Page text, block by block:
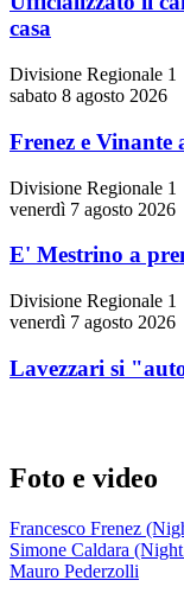
casa
Divisione Regionale 1
sabato 8 agosto 2026
Frenez e Vinante
Divisione Regionale 1
venerdì 7 agosto 2026
E' Mestrino a
Divisione Regionale 1
venerdì 7 agosto 2026
Lavezzari si
Foto e video
Francesco Frenez
Simone Caldara
Mauro Pederzolli